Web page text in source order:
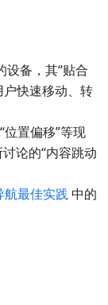
设备，其“贴合
户快速移动、转
位置偏移”等现
论的“内容跳动
航最佳实践中的